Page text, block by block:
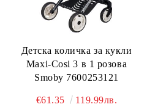
Детска количка за кукли
Maxi-Cosi 3 в 1 розова
Smoby 7600253121
€61.35 119.99лв.